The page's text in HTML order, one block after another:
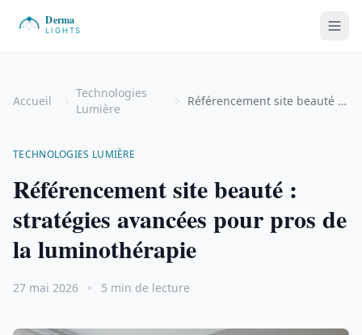
Accueil
Technologies
Lumière
Référencement site beauté : stratégies avancées pour pros de la luminothérapie
TECHNOLOGIES LUMIÈRE
Référencement site beauté :
stratégies avancées pour pros de
la luminothérapie
27 mai 2026 5 min de lecture